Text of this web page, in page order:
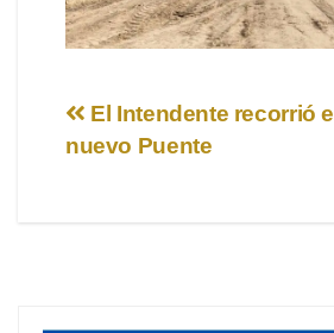
Navegación
El Intendente recorrió el
nuevo Puente